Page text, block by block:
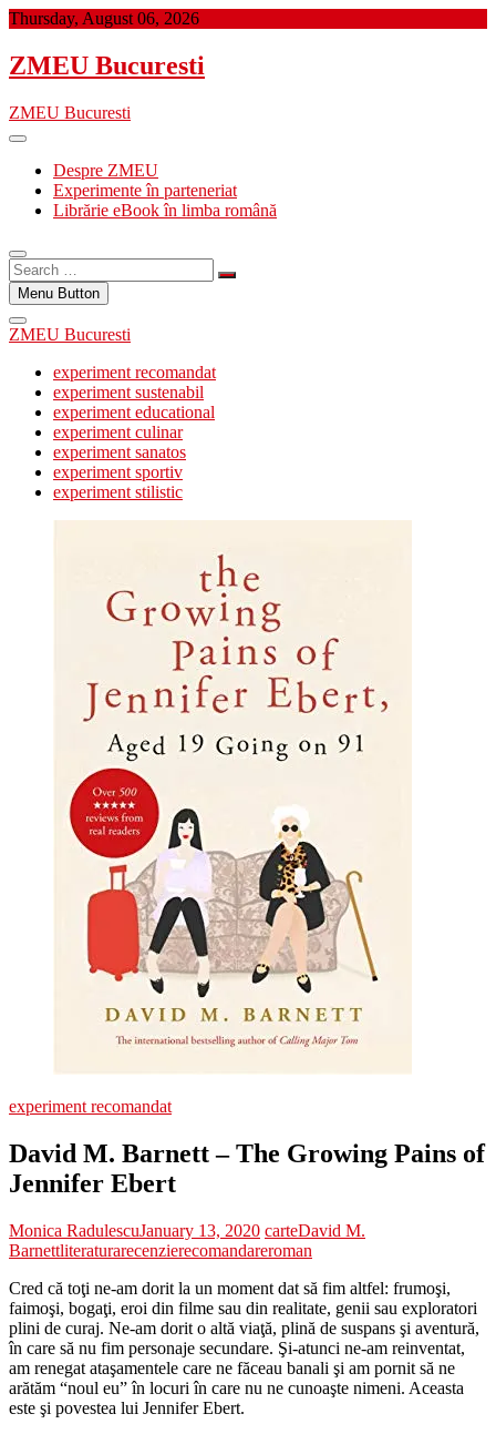
Skip
content
Thursday, August 06, 2026
ZMEU Bucuresti
ZMEU Bucuresti
Despre ZMEU
Experimente în parteneriat
Librărie eBook în limba română
Search
…Menu Button
ZMEU Bucuresti
experiment recomandat
experiment sustenabil
experiment educational
experiment culinar
experiment sanatos
experiment sportiv
experiment stilistic
experiment recomandat
David M. Barnett – The Growing Pains of
Jennifer Ebert
Monica RadulescuJanuary 13, 2020 carteDavid M.
Barnettliteraturarecenzierecomandareroman
Cred că toţi ne-am dorit la un moment dat să fim altfel: frumoşi,
faimoşi, bogaţi, eroi din filme sau din realitate, genii sau exploratori
plini de curaj. Ne-am dorit o altă viaţă, plină de suspans şi aventură,
în care să nu fim personaje secundare. Şi-atunci ne-am reinventat,
am renegat ataşamentele care ne făceau banali şi am pornit să ne
arătăm “noul eu” în locuri în care nu ne cunoaşte nimeni. Aceasta
este şi povestea lui Jennifer Ebert.